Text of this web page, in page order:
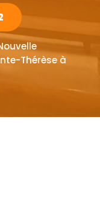
Thérèse à